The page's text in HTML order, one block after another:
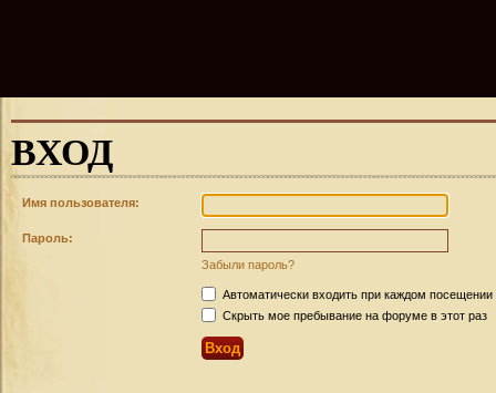
ВХОД
Имя пользователя:
Пароль:
Забыли пароль?
Автоматически входить при каждом посещении
Скрыть мое пребывание на форуме в этот раз